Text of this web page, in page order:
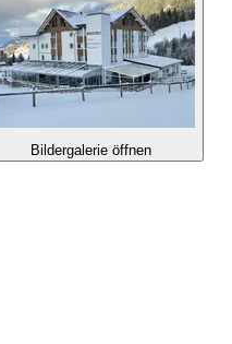
Bildergalerie öffnen